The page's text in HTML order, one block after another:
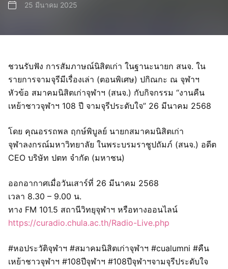
25 มีนาคม 2025
ชวนรับฟัง การสัมภาษณ์นิสิตเก่า ในฐานะนายก สนจ. ใน
รายการจามจุรีมีเรื่องเล่า (ตอนพิเศษ) ปกิณกะ ณ จุฬาฯ
หัวข้อ สมาคมนิสิตเก่าจุฬาฯ (สนจ.) กับกิจกรรม “งานคืน
เหย้าชาวจุฬาฯ 108 ปี จามจุรีประดับใจ” 26 มีนาคม 2568
โดย คุณอรรถพล ฤกษ์พิบูลย์ นายกสมาคมนิสิตเก่า
จุฬาลงกรณ์มหาวิทยาลัย ในพระบรมราชูปถัมภ์ (สนจ.) อดีต
CEO บริษัท ปตท จำกัด (มหาชน)
ออกอากาศเมื่อวันเสาร์ที่ 26 มีนาคม 2568
เวลา 8.30 – 9.00 น.
ทาง FM 101.5 สถานีวิทยุจุฬาฯ หรือทางออนไลน์
https://curadio.chula.ac.th/Radio-Live.php
#หอประวัติจุฬาฯ #สมาคมนิสิตเก่าจุฬาฯ #cualumni #คืน
เหย้าชาวจุฬาฯ #108ปีจุฬาฯ #108ปีจุฬาฯจามจุรีประดับใจ